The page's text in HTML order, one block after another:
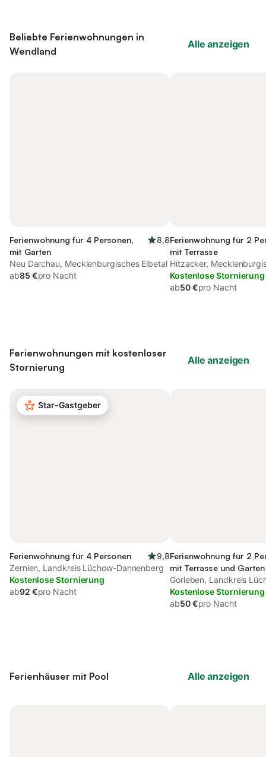
Beliebte Ferienwohnungen in
Wendland
Alle anzeigen
Ferienwohnung für 4 Personen,
mit Garten
8,8
Neu Darchau, Mecklenburgisches Elbetal
ab85 €pro Nacht
Ferienwohnung für 2
mit Terrasse
Hitzacker,
Kostenlose Stornierung
ab50 €pro Nacht
Ferienwohnungen mit kostenloser
Stornierung
Alle anzeigen
Star-Gastgeber
Ferienwohnung für 4 Personen
9,8
Zernien, Landkreis Lüchow-Dannenberg
Kostenlose Stornierung
ab92 €pro Nacht
Ferienwohnung für 2
mit Terrasse und Garten
Gorleben, Landkreis
Kostenlose Stornierung
ab50 €pro Nacht
Ferienhäuser mit Pool Alle anzeigen